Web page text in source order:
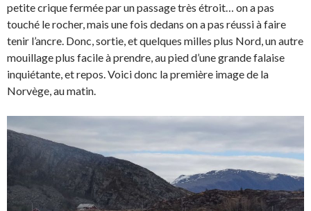
petite crique fermée par un passage très étroit… on a pas
touché le rocher, mais une fois dedans on a pas réussi à faire
tenir l’ancre. Donc, sortie, et quelques milles plus Nord, un autre
mouillage plus facile à prendre, au pied d’une grande falaise
inquiétante, et repos. Voici donc la première image de la
Norvège, au matin.